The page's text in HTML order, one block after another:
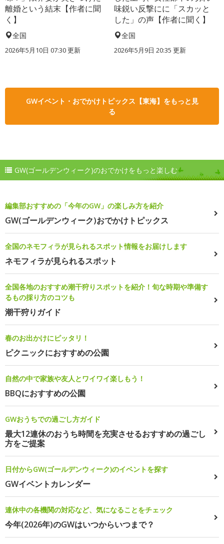
離婚という結末【作者に聞
く】
全国
2026年5月10日 07:30 更新
味鋭い反撃にに「スカッと
した」の声【作者に聞く】
全国
2026年5月9日 20:35 更新
GWイベント・おでかけトピックス【東海】をもっと見
る
GW(ゴールデンウィーク)のおでかけをもっと楽しむ
編集部おすすめの「今年のGW」の楽しみ方を紹介
GW(ゴールデンウィーク)おでかけトピックス
全国のネモフィラが見られるスポット情報をお届けします
ネモフィラが見られるスポット
全国各地のおすすめ潮干狩りスポットを紹介！旬な時期や準備す
るもの採り方のコツも
潮干狩りガイド
春のお出かけにピッタリ！
ピクニックにおすすめの公園
自然の中で家族や友人とワイワイ楽しもう！
BBQにおすすめの公園
GWおうちでの過ごし方ガイド
最大12連休のおうち時間を充実させるおすすめの過ごし
方をご提案
日付からGW(ゴールデンウィーク)のイベントを探す
GWイベントカレンダー
連休中の各機関の対応など、気になることをチェック
今年(2026年)のGWはいつからいつまで？